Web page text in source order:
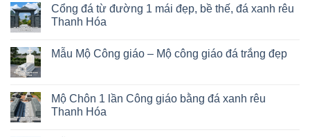
Cổng đá từ đường 1 mái đẹp, bề thế, đá xanh rêu
Thanh Hóa
Mẫu Mộ Công giáo – Mộ công giáo đá trắng đẹp
Mộ Chôn 1 lần Công giáo bằng đá xanh rêu
Thanh Hóa